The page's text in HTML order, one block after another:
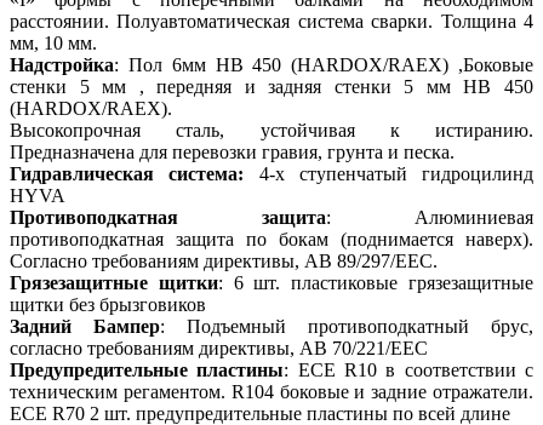
расстоянии. Полуавтоматическая система сварки. Толщина 4
мм, 10 мм.
Надстройка: Пол 6мм HB 450 (HARDOX/RAEX) ,Боковые
стенки 5 мм , передняя и задняя стенки 5 мм HB 450
(HARDOX/RAEX).
Высокопрочная сталь, устойчивая к истиранию.
Предназначена для перевозки гравия, грунта и песка.
Гидравлическая система: 4-х ступенчатый гидроцилинд
HYVA
Противоподкатная защита: Алюминиевая
противоподкатная защита по бокам (поднимается наверх).
Согласно требованиям директивы, AB 89/297/EEC.
Грязезащитные щитки: 6 шт. пластиковые грязезащитные
щитки без брызговиков
Задний Бампер: Подъемный противоподкатный брус,
согласно требованиям директивы, AB 70/221/EEC
Предупредительные пластины: ECE R10 в соответствии с
техническим регаментом. R104 боковые и задние отражатели.
ECE R70 2 шт. предупредительные пластины по всей длине